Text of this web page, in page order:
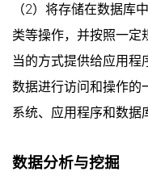
（2）将存储在数据库
类等操作，并按照一定
当的方式提供给应用程
数据进行访问和操作的
系统、应用程序和数据
数据分析与挖掘